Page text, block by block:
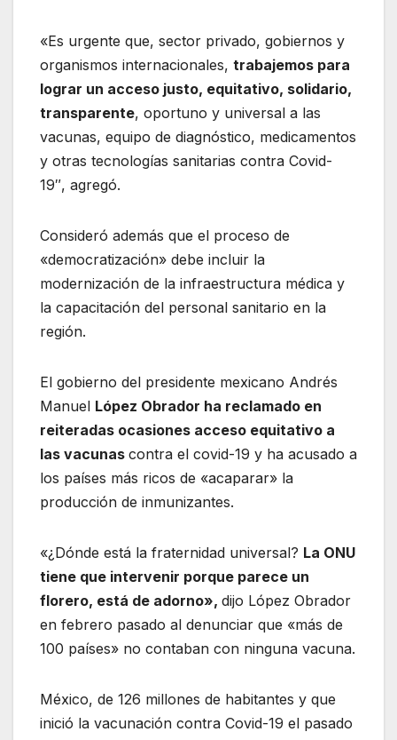
«Es urgente que, sector privado, gobiernos y
organismos internacionales, trabajemos para
lograr un acceso justo, equitativo, solidario,
transparente, oportuno y universal a las
vacunas, equipo de diagnóstico, medicamentos
y otras tecnologías sanitarias contra Covid-
19″, agregó.
Consideró además que el proceso de
«democratización» debe incluir la
modernización de la infraestructura médica y
la capacitación del personal sanitario en la
región.
El gobierno del presidente mexicano Andrés
Manuel López Obrador ha reclamado en
reiteradas ocasiones acceso equitativo a
las vacunas contra el covid-19 y ha acusado a
los países más ricos de «acaparar» la
producción de inmunizantes.
«¿Dónde está la fraternidad universal? La ONU
tiene que intervenir porque parece un
florero, está de adorno», dijo López Obrador
en febrero pasado al denunciar que «más de
100 países» no contaban con ninguna vacuna.
México, de 126 millones de habitantes y que
inició la vacunación contra Covid-19 el pasado